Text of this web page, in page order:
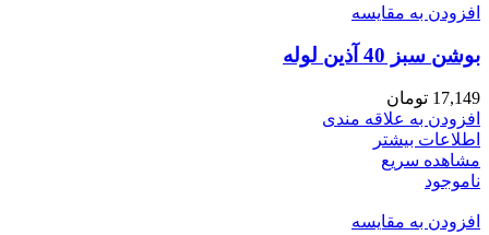
افزودن به مقایسه
بوشن سبز 40 آذین لوله
17,149 تومان
افزودن به علاقه مندی
اطلاعات بیشتر
مشاهده سریع
ناموجود
افزودن به مقایسه